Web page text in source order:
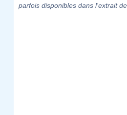
parfois disponibles dans l'extrait de